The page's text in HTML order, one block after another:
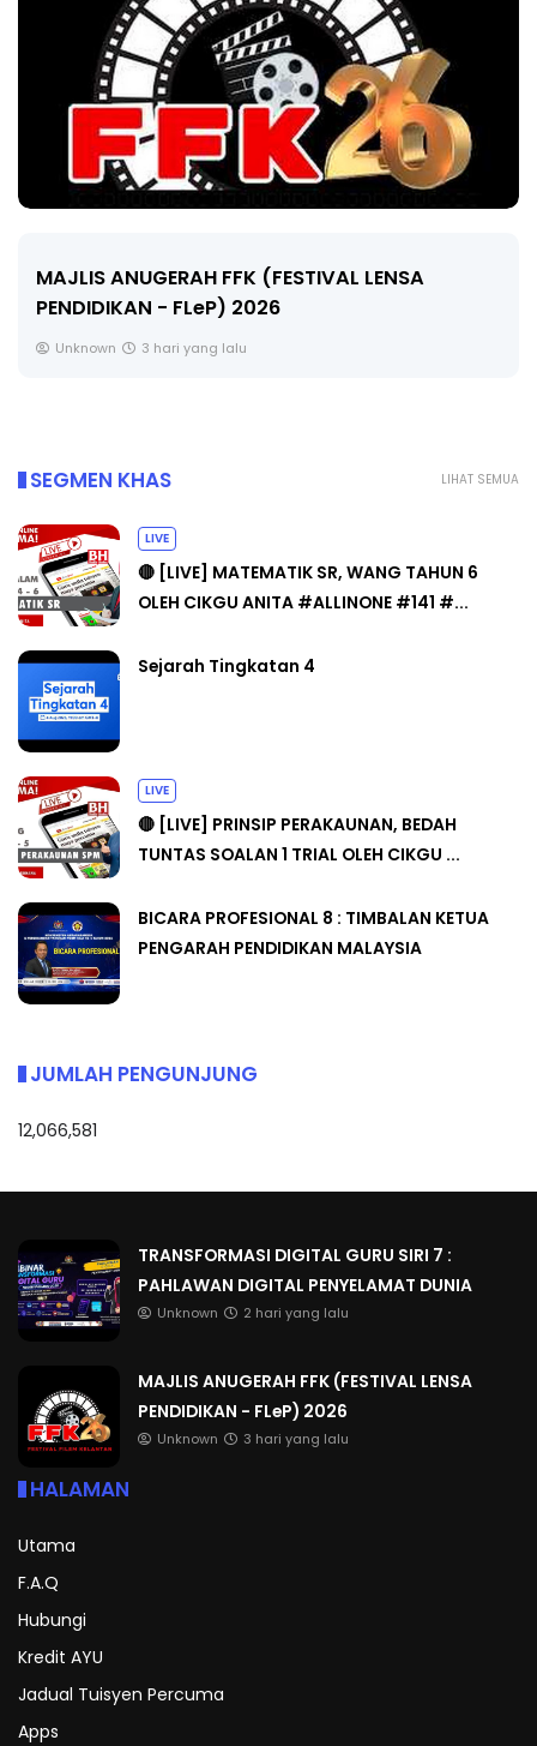
🔴 [LIVE] MATEMATIK SR, WANG
CIKGU ANITA #ALLINONE #141 #...
LIHAT SEMUA
SEGMEN KHAS
LIVE
🔴 [LIVE] MATEMATIK SR, WANG TAHUN 6
OLEH CIKGU ANITA #ALLINONE #141 #...
Sejarah Tingkatan 4
LIVE
🔴 [LIVE] PRINSIP PERAKAUNAN, BEDAH
TUNTAS SOALAN 1 TRIAL OLEH CIKGU ...
BICARA PROFESIONAL 8 : TIMBALAN KETUA
PENGARAH PENDIDIKAN MALAYSIA
JUMLAH PENGUNJUNG
12,066,581
TRANSFORMASI DIGITAL GURU SIRI 7 :
PAHLAWAN DIGITAL PENYELAMAT DUNIA
Unknown 2 hari yang lalu
MAJLIS ANUGERAH FFK (FESTIVAL LENSA
PENDIDIKAN - FLeP) 2026
Unknown 3 hari yang lalu
HALAMAN
Utama
F.A.Q
Hubungi
Kredit AYU
Jadual Tuisyen Percuma
Apps